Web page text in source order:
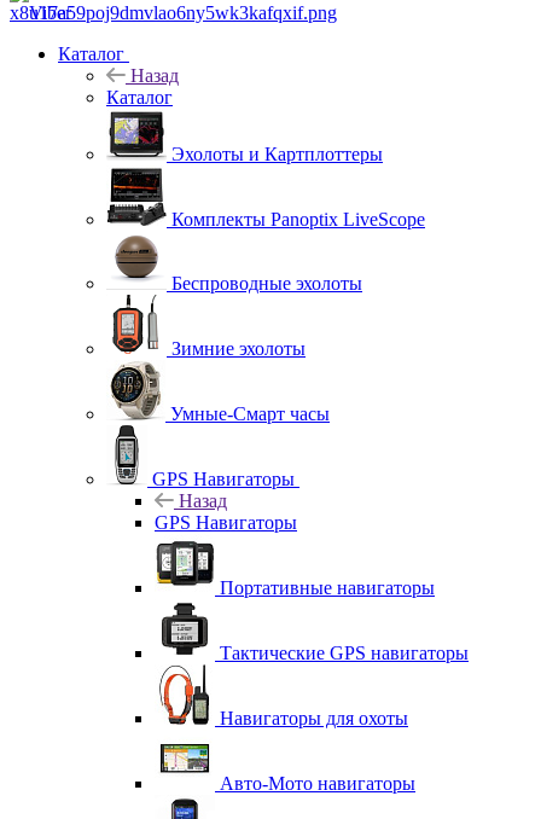
Viber
Каталог
Назад
Каталог
Эхолоты и Картплоттеры
Комплекты Panoptix LiveScope
Беспроводные эхолоты
Зимние эхолоты
Умные-Смарт часы
GPS Навигаторы
Назад
GPS Навигаторы
Портативные навигаторы
Тактические GPS навигаторы
Навигаторы для охоты
Авто-Мото навигаторы